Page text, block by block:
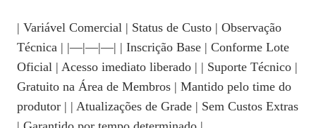
| Variável Comercial | Status de Custo | Observação
Técnica | |—|—|—| | Inscrição Base | Conforme Lote
Oficial | Acesso imediato liberado | | Suporte Técnico |
Gratuito na Área de Membros | Mantido pelo time do
produtor | | Atualizações de Grade | Sem Custos Extras